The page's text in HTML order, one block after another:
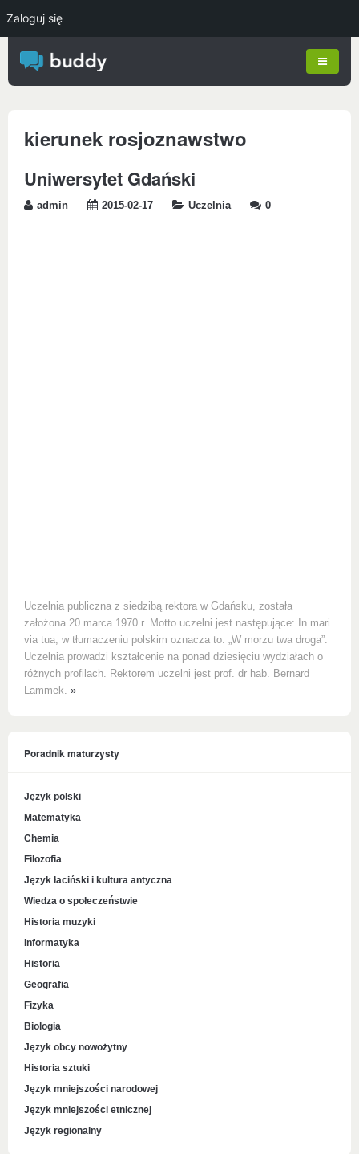
kierunek rosjoznawstwo
Uniwersytet Gdański
admin 2015-02-17 Uczelnia 0
Uczelnia publiczna z siedzibą rektora w Gdańsku, została
założona 20 marca 1970 r. Motto uczelni jest następujące: In mari
via tua, w tłumaczeniu polskim oznacza to: „W morzu twa droga”.
Uczelnia prowadzi kształcenie na ponad dziesięciu wydziałach o
różnych profilach. Rektorem uczelni jest prof. dr hab. Bernard
Lammek. »
Poradnik maturzysty
Język polski
Matematyka
Chemia
Filozofia
Język łaciński i kultura antyczna
Wiedza o społeczeństwie
Historia muzyki
Informatyka
Historia
Geografia
Fizyka
Biologia
Język obcy nowożytny
Historia sztuki
Język mniejszości narodowej
Język mniejszości etnicznej
Język regionalny
Zaloguj się